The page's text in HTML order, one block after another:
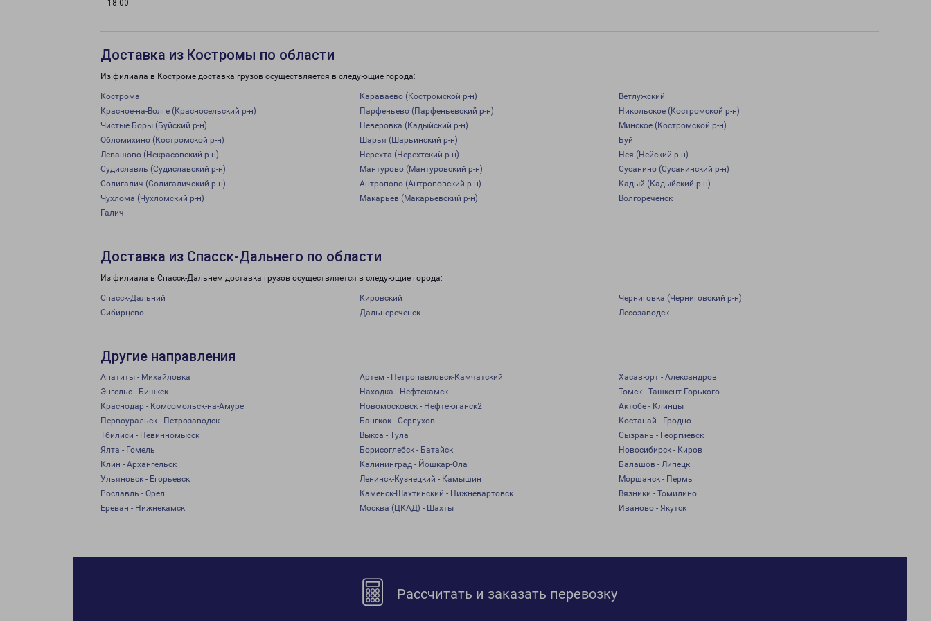
18:00
Доставка из Костромы по области
Из филиала в Костроме доставка грузов осуществляется в следующие города:
Кострома Караваево (Костромской р-н)
Ветлужский
Красное-на-Волге (Красносельский р-н)
Парфеньево (Парфеньевский р-н)
Никольское (Костромской р-н)
Чистые Боры (Буйский р-н)
Неверовка (Кадыйский р-н)
Минское (Костромской р-н)
Обломихино (Костромской р-н)
Шарья (Шарьинский р-н)
Буй
Левашово (Некрасовский р-н)
Нерехта (Нерехтский р-н)
Нея (Нейский р-н)
Судиславль (Судиславский р-н)
Мантурово (Мантуровский р-н)
Сусанино (Сусанинский р-н)
Солигалич (Солигаличский р-н)
Антропово (Антроповский р-н)
Кадый (Кадыйский р-н)
Чухлома (Чухломский р-н)
Макарьев (Макарьевский р-н)
Волгореченск
Галич
Доставка из Спасск-Дальнего по области
Из филиала в Спасск-Дальнем доставка грузов осуществляется в следующие города:
Спасск-Дальний Кировский
Черниговка (Черниговский р-н)
Сибирцево
Дальнереченск Лесозаводск
Другие направления
Апатиты - Михайловка Артем - Петропавловск-Камчатский
Хасавюрт - Александров
Энгельс - Бишкек
Находка - Нефтекамск
Томск - Ташкент Горького
Краснодар - Комсомольск-на-Амуре
Новомосковск - Нефтеюганск2
Актобе - Клинцы
Первоуральск - Петрозаводск
Бангкок - Серпухов
Костанай - Гродно
Тбилиси - Невинномысск
Выкса - Тула
Сызрань - Георгиевск
Ялта - Гомель
Борисоглебск - Батайск
Новосибирск - Киров
Клин - Архангельск
Калининград - Йошкар-Ола
Балашов - Липецк
Ульяновск - Егорьевск
Ленинск-Кузнецкий - Камышин
Моршанск - Пермь
Рославль - Орел
Каменск-Шахтинский - Нижневартовск
Вязники - Томилино
Ереван - Нижнекамск
Москва (ЦКАД) - Шахты Иваново - Якутск
Рассчитать и заказать перевозку